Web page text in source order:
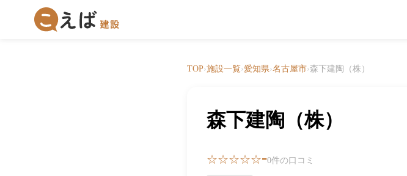
TOP›施設一覧›愛知県›名古屋市›森下建陶（株）
森下建陶（株）
☆☆☆☆☆-0件の口コミ